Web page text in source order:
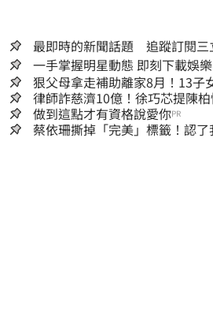
最即時的新聞話題 追蹤訂閱三
一手掌握明星動態 即刻
狠父母拿走補助離家8月！13子
見幼童深夜遊蕩
律師詐慈濟10億！徐巧芯提陳
再曬1照補刀
做到這點才有資格說愛你PR
蔡依珊撕掉「完美」標籤！認